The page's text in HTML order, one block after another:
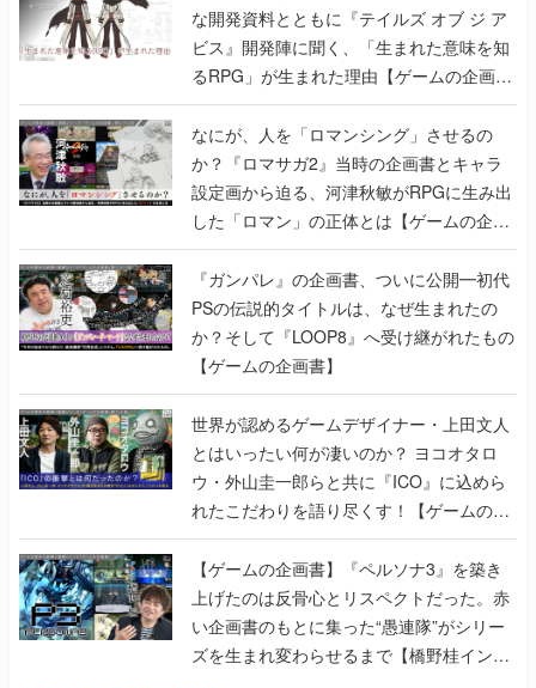
書】
なにが、人を「ロマンシング」させるの
か？『ロマサガ2』当時の企画書とキャラ
設定画から迫る、河津秋敏がRPGに生み出
した「ロマン」の正体とは【ゲームの企画
書】
『ガンパレ』の企画書、ついに公開━初代
PSの伝説的タイトルは、なぜ生まれたの
か？そして『LOOP8』へ受け継がれたもの
【ゲームの企画書】
世界が認めるゲームデザイナー・上田文人
とはいったい何が凄いのか？ ヨコオタロ
ウ・外山圭一郎らと共に『ICO』に込めら
れたこだわりを語り尽くす！【ゲームの企
画書】
【ゲームの企画書】『ペルソナ3』を築き
上げたのは反骨心とリスペクトだった。赤
い企画書のもとに集った“愚連隊”がシリー
ズを生まれ変わらせるまで【橋野桂インタ
ビュー】
ゲームの企画書の記事一覧
若ゲのいたり〜ゲームクリエイターの青春〜